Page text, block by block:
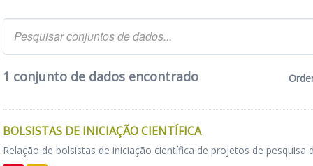
1 conjunto de dados encontrado
BOLSISTAS DE INICIAÇÃO CIENTÍFICA
Relação de bolsistas de iniciação científica de projetos de pesquisa